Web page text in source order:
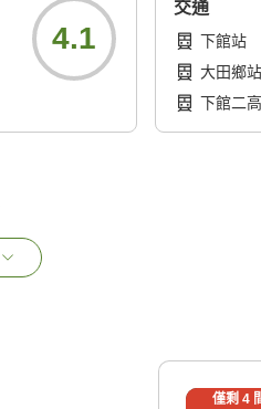
4.1
交通
下館站
大田鄉站
下館二
僅剩 4